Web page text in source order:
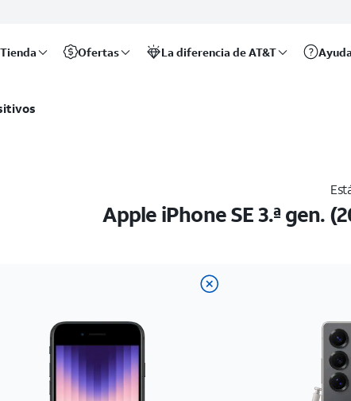
Tienda Ofertas La diferencia de AT&T Ayuda
Apple iPhone SE 3.ª gen.